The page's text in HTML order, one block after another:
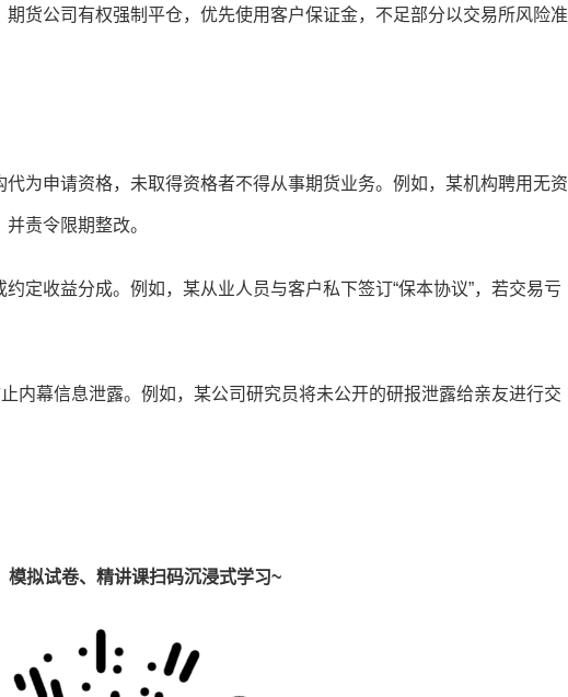
货公司有权强制平仓，优先使用客户保证金，不足部分以交易所风险准
为申请资格，未取得资格者不得从事期货业务。例如，某机构聘用无资
责令限期整改。
定收益分成。例如，某从业人员与客户私下签订“保本协议”，若交易亏
内幕信息泄露。例如，某公司研究员将未公开的研报泄露给亲友进行交
模拟试卷、精讲课扫码沉浸式学习~